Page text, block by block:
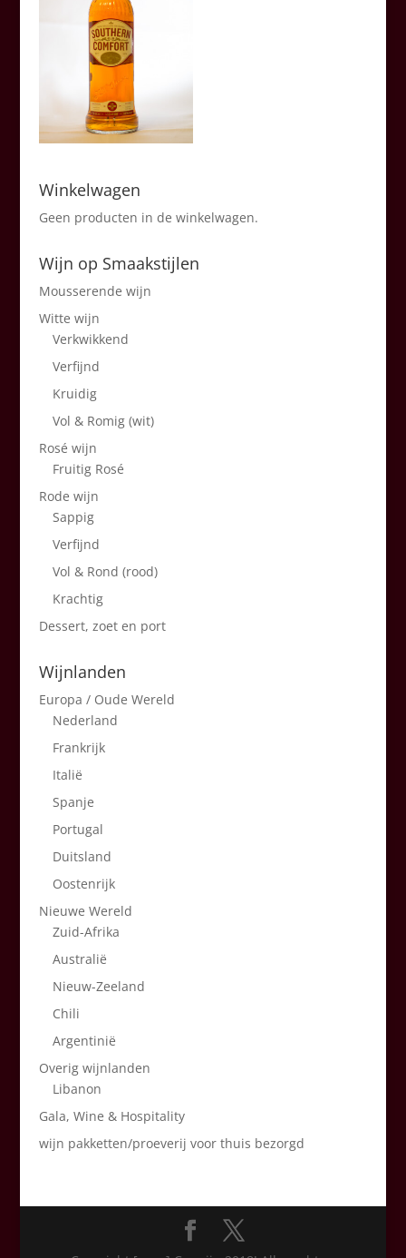
Winkelwagen
Geen producten in de winkelwagen.
Wijn op Smaakstijlen
Mousserende wijn
Witte wijn
Verkwikkend
Verfijnd
Kruidig
Vol & Romig (wit)
Rosé wijn
Fruitig Rosé
Rode wijn
Sappig
Verfijnd
Vol & Rond (rood)
Krachtig
Dessert, zoet en port
Wijnlanden
Europa / Oude Wereld
Nederland
Frankrijk
Italië
Spanje
Portugal
Duitsland
Oostenrijk
Nieuwe Wereld
Zuid-Afrika
Australië
Nieuw-Zeeland
Chili
Argentinië
Overig wijnlanden
Libanon
Gala, Wine & Hospitality
wijn pakketten/proeverij voor thuis bezorgd